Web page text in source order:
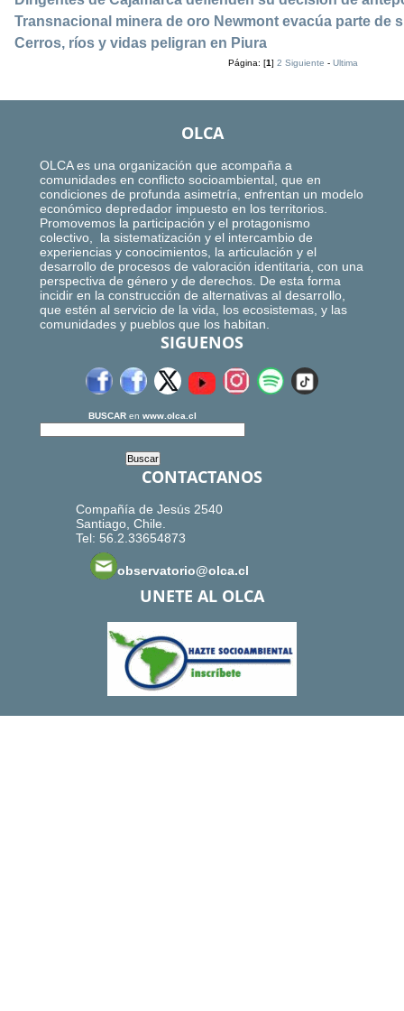
Transnacional minera de oro Newmont evacúa parte de
Cerros, ríos y vidas peligran en Piura
Página: [1]2 Siguiente -Ultima
OLCA
OLCA es una organización que acompaña a
comunidades en conflicto socioambiental, que en
condiciones de profunda asimetría, enfrentan un modelo
económico depredador impuesto en los territorios.
Promovemos la participación y el protagonismo
colectivo, la sistematización y el intercambio de
experiencias y conocimientos, la articulación y el
desarrollo de procesos de valoración identitaria, con una
perspectiva de género y de derechos. De esta forma
incidir en la construcción de alternativas al desarrollo,
que estén al servicio de la vida, los ecosistemas, y las
comunidades y pueblos que los habitan.
SIGUENOS
BUSCAR en www.olca.cl
CONTACTANOS
Compañía de Jesús 2540
Santiago, Chile.
Tel: 56.2.33654873
observatorio@olca.cl
UNETE AL OLCA